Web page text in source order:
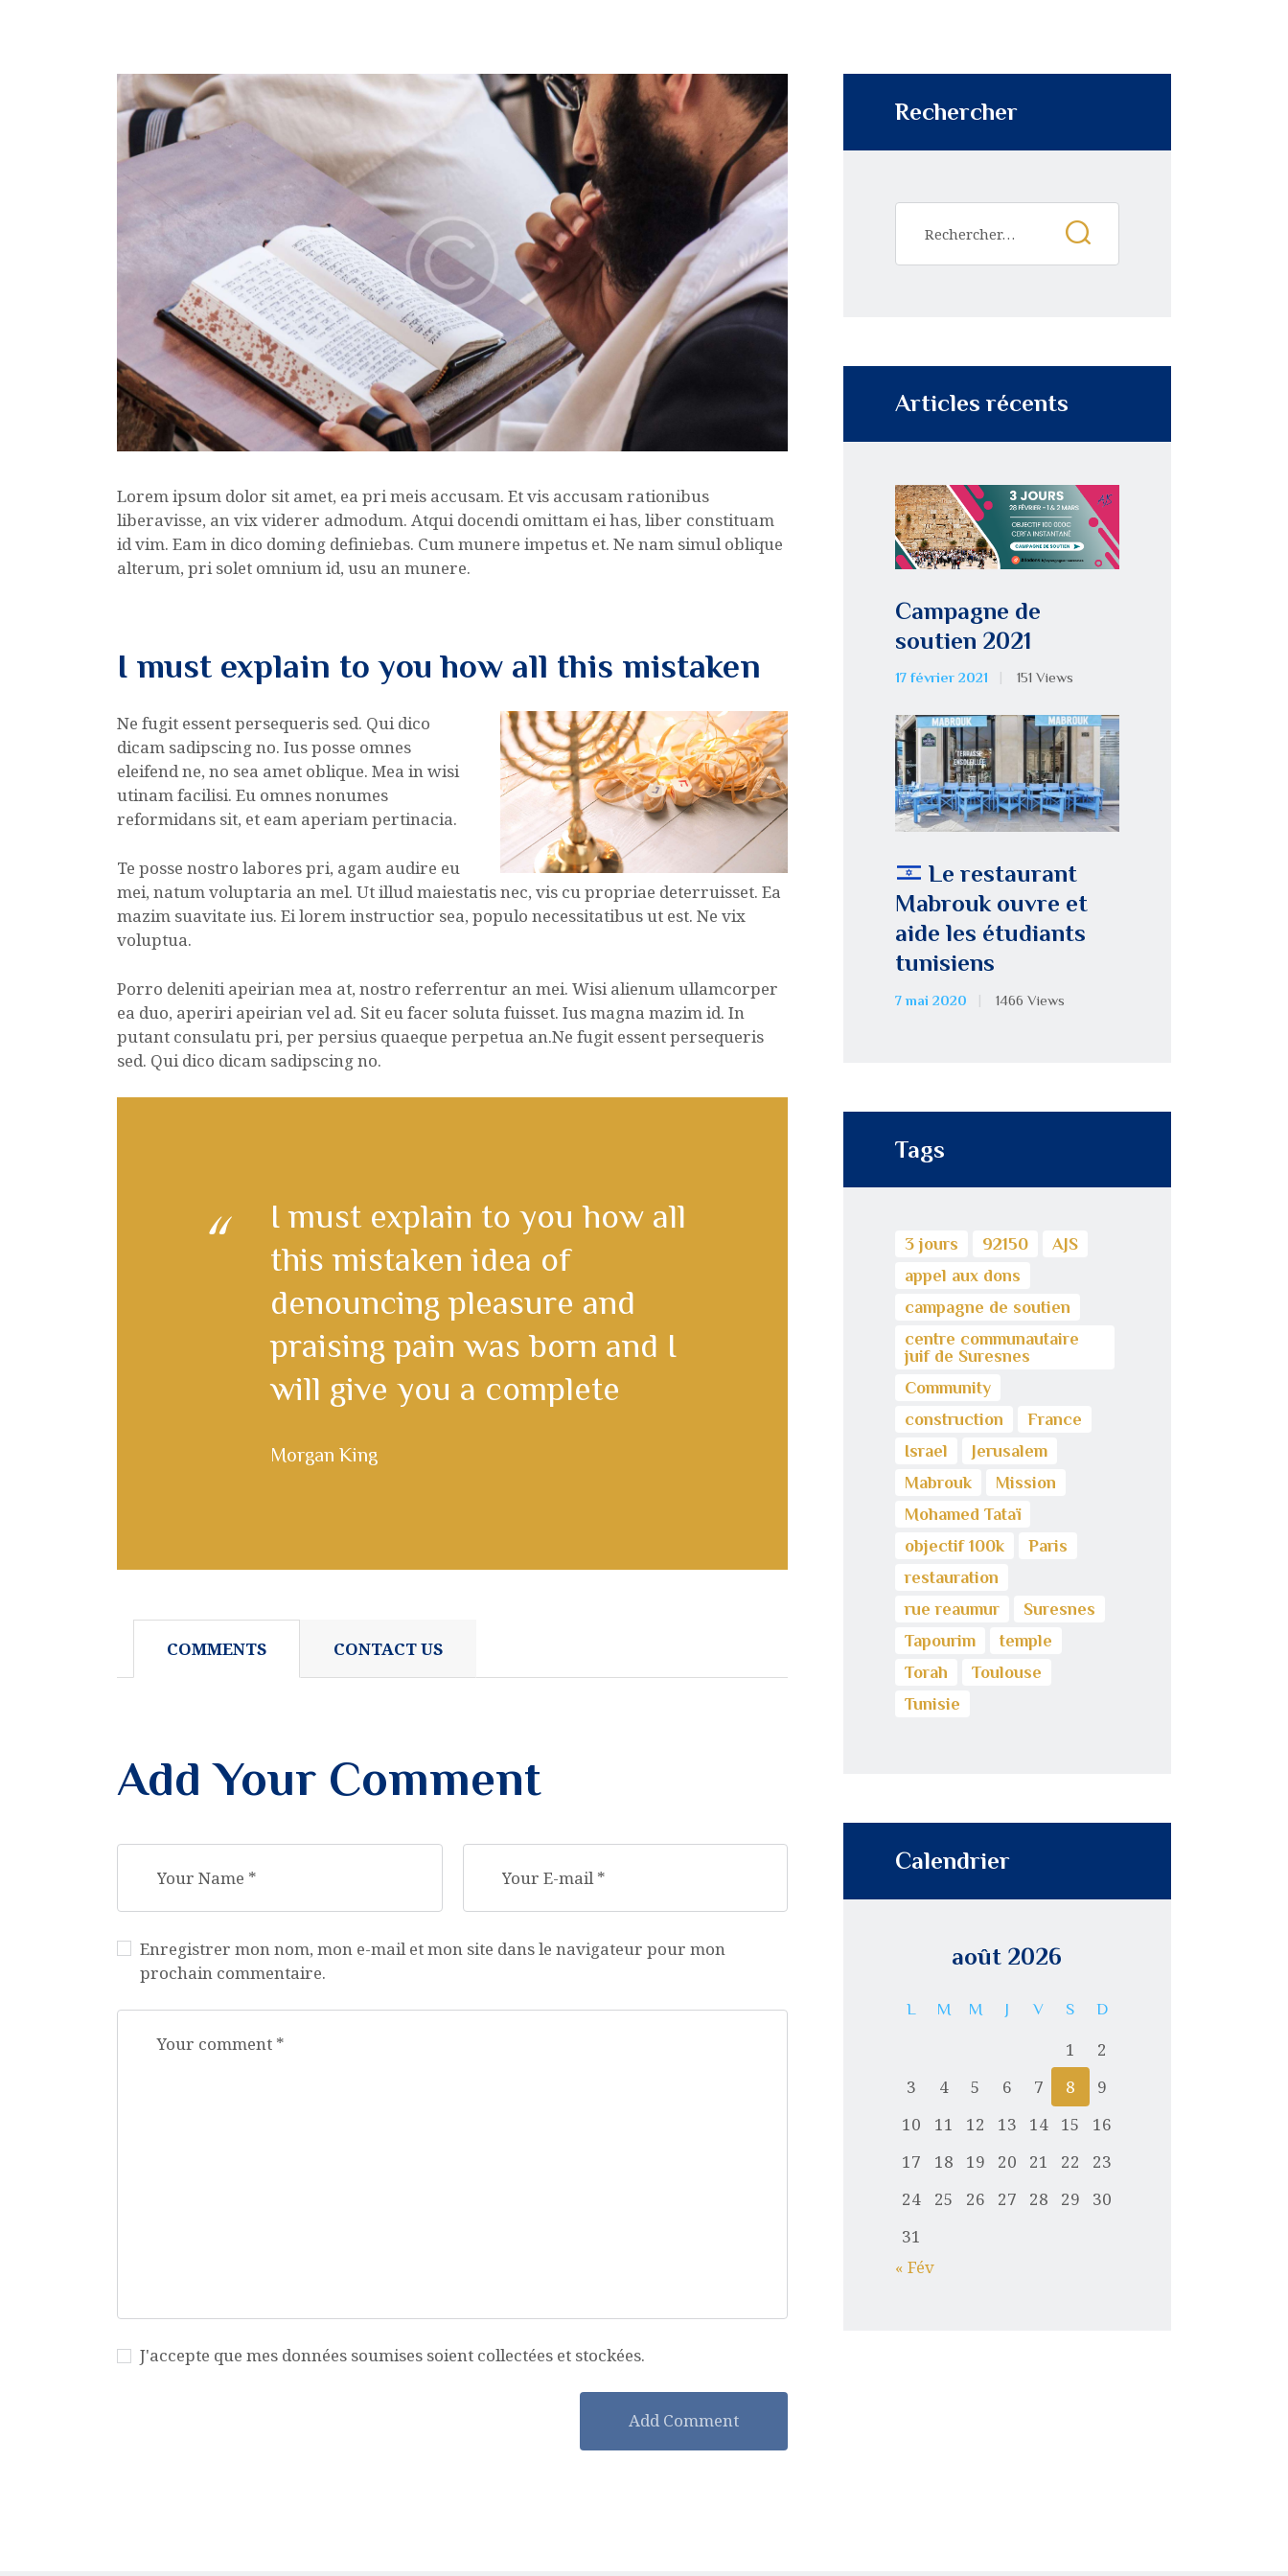
Lorem ipsum dolor sit amet, ea pri meis accusam. Et vis accusam rationibus
liberavisse, an vix viderer admodum. Atqui docendi omittam ei has, liber constituam
id vim. Eam in dico doming definiebas. Cum munere impetus et. Ne nam simul oblique
alterum, pri solet omnium id, usu an munere.
I must explain to you how all this mistaken
Ne fugit essent persequeris sed. Qui dico
dicam sadipscing no. Ius posse omnes
eleifend ne, no sea amet oblique. Mea in wisi
utinam facilisi. Eu omnes nonumes
reformidans sit, et eam aperiam pertinacia.
Te posse nostro labores pri, agam audire eu
mei, natum voluptaria an mel. Ut illud maiestatis nec, vis cu propriae deterruisset. Ea
mazim suavitate ius. Ei lorem instructior sea, populo necessitatibus ut est. Ne vix
voluptua.
Porro deleniti apeirian mea at, nostro referrentur an mei. Wisi alienum ullamcorper
ea duo, aperiri apeirian vel ad. Sit eu facer soluta fuisset. Ius magna mazim id. In
putant consulatu pri, per persius quaeque perpetua an.Ne fugit essent persequeris
sed. Qui dico dicam sadipscing no.
I must explain to you how all
this mistaken idea of
denouncing pleasure and
praising pain was born and I
will give you a complete
Morgan King
COMMENTS CONTACT US
Add Your Comment
Enregistrer mon nom, mon e-mail et mon site dans le navigateur pour mon
prochain commentaire.
J'accepte que mes données soumises soient collectées et stockées.
Rechercher
Articles récents
Campagne de
soutien 2021
17 février 2021 151 Views
Le restaurant
Mabrouk ouvre et
aide les étudiants
tunisiens
7 mai 2020 1466 Views
Tags
3 jours 92150
AJS
appel aux dons
campagne de soutien
centre communautaire
juif de Suresnes
Community
construction
France
Israel
Jerusalem
Mabrouk
Mission
Mohamed Tataï
objectif 100k
Paris
restauration
rue reaumur
Suresnes
Tapourim
temple
Torah
Toulouse
Tunisie
Calendrier
août 2026
L M M J V S D
1
2
3
4 5 6 7 8
9
10
11 12 13 14 15
16
17
18 19 20 21 22
23
24
25 26 27 28 29
30
31
« Fév